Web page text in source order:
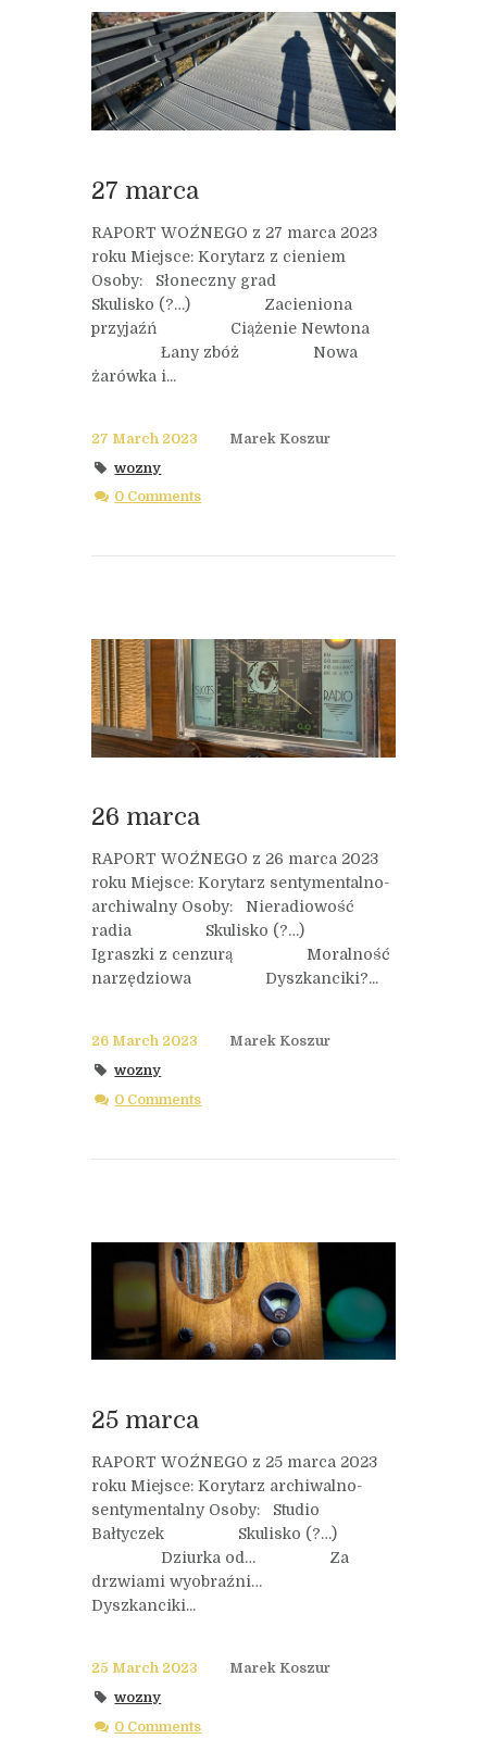
27 marca
RAPORT WOŹNEGO z 27 marca 2023
roku Miejsce: Korytarz z cieniem
Osoby: Słoneczny grad
Skulisko (?…) Zacieniona
przyjaźń Ciążenie Newtona
Łany zbóż Nowa
żarówka i...
27 March 2023
Marek Koszur
wozny
0 Comments
26 marca
RAPORT WOŹNEGO z 26 marca 2023
roku Miejsce: Korytarz sentymentalno-
archiwalny Osoby: Nieradiowość
radia Skulisko (?…)
Igraszki z cenzurą Moralność
narzędziowa Dyszkanciki?...
26 March 2023
Marek Koszur
wozny
0 Comments
25 marca
RAPORT WOŹNEGO z 25 marca 2023
roku Miejsce: Korytarz archiwalno-
sentymentalny Osoby: Studio
Bałtyczek Skulisko (?…)
Dziurka od… Za
drzwiami wyobraźni…
Dyszkanciki...
25 March 2023
Marek Koszur
wozny
0 Comments